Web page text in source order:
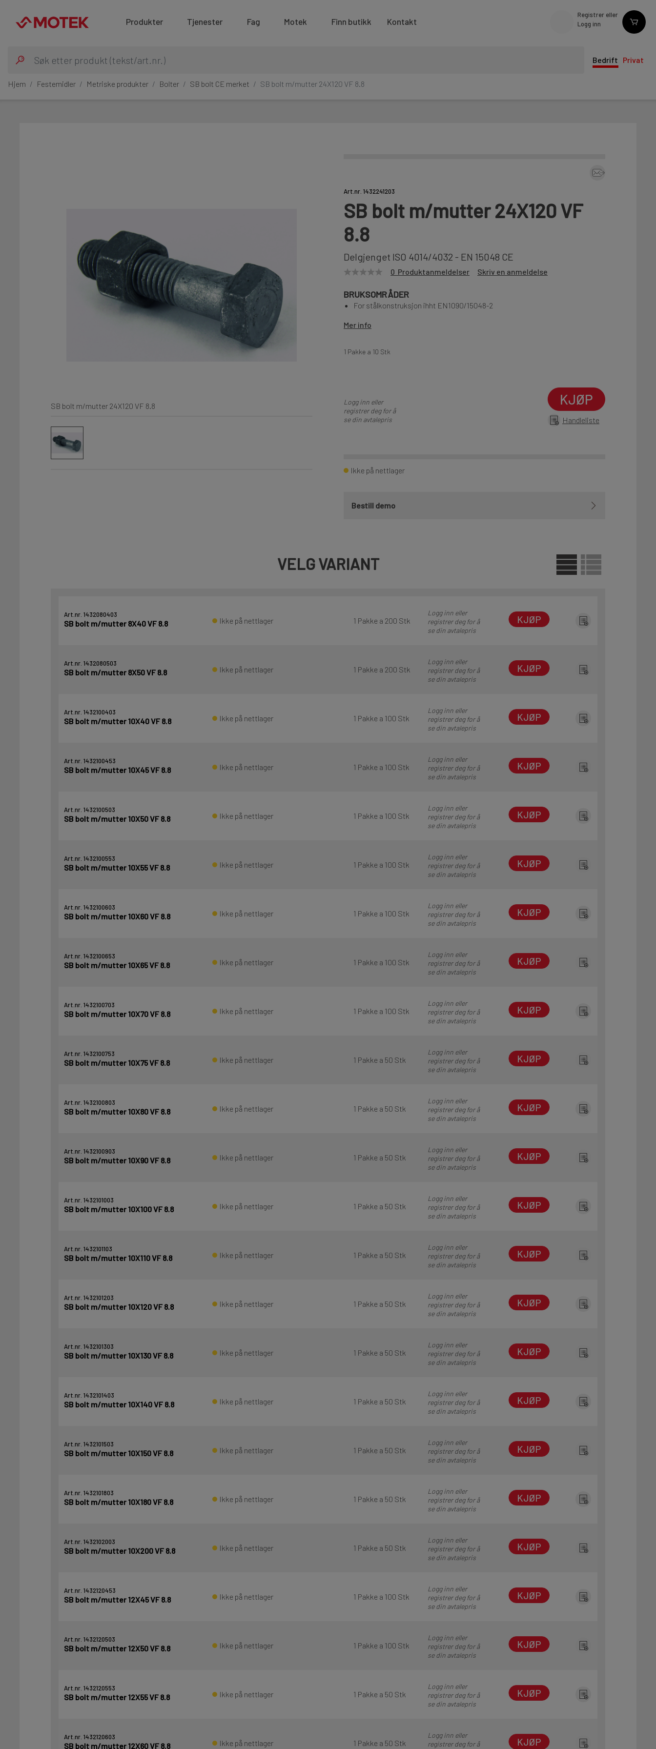
Produkter Tjenester Fag Motek Finn butikk Kontakt
Registrer eller
Logg inn
Bedrift Privat
Hjem Festemidler Metriske produkter Bolter SB bolt CE merket SB bolt m/mutter 24X120 VF 8.8
SB bolt m/mutter 24X120 VF 8.8
Art.nr. 1432241203
SB bolt m/mutter 24X120 VF
8.8
Delgjenget ISO 4014/4032 - EN 15048 CE
0 Produktanmeldelser Skriv en anmeldelse
BRUKSOMRÅDER
For stålkonstruksjon ihht EN1090/15048-2
Mer info
1 Pakke a 10 Stk
Logg inn eller
registrer deg for å
se din avtalepris
KJØP
Handleliste
Ikke på nettlager
Bestill demo
VELG VARIANT
Art.nr. 1432080403
SB bolt m/mutter 8X40 VF 8.8 Ikke på nettlager 1 Pakke a 200 Stk
Logg inn eller
registrer deg for å
se din avtalepris
KJØP
Art.nr. 1432080503
SB bolt m/mutter 8X50 VF 8.8 Ikke på nettlager 1 Pakke a 200 Stk
Logg inn eller
registrer deg for å
se din avtalepris
KJØP
Art.nr. 1432100403
SB bolt m/mutter 10X40 VF 8.8 Ikke på nettlager 1 Pakke a 100 Stk
Logg inn eller
registrer deg for å
se din avtalepris
KJØP
Art.nr. 1432100453
SB bolt m/mutter 10X45 VF 8.8 Ikke på nettlager 1 Pakke a 100 Stk
Logg inn eller
registrer deg for å
se din avtalepris
KJØP
Art.nr. 1432100503
SB bolt m/mutter 10X50 VF 8.8 Ikke på nettlager 1 Pakke a 100 Stk
Logg inn eller
registrer deg for å
se din avtalepris
KJØP
Art.nr. 1432100553
SB bolt m/mutter 10X55 VF 8.8 Ikke på nettlager 1 Pakke a 100 Stk
Logg inn eller
registrer deg for å
se din avtalepris
KJØP
Art.nr. 1432100603
SB bolt m/mutter 10X60 VF 8.8 Ikke på nettlager 1 Pakke a 100 Stk
Logg inn eller
registrer deg for å
se din avtalepris
KJØP
Art.nr. 1432100653
SB bolt m/mutter 10X65 VF 8.8 Ikke på nettlager 1 Pakke a 100 Stk
Logg inn eller
registrer deg for å
se din avtalepris
KJØP
Art.nr. 1432100703
SB bolt m/mutter 10X70 VF 8.8 Ikke på nettlager 1 Pakke a 100 Stk
Logg inn eller
registrer deg for å
se din avtalepris
KJØP
Art.nr. 1432100753
SB bolt m/mutter 10X75 VF 8.8 Ikke på nettlager 1 Pakke a 50 Stk
Logg inn eller
registrer deg for å
se din avtalepris
KJØP
Art.nr. 1432100803
SB bolt m/mutter 10X80 VF 8.8 Ikke på nettlager 1 Pakke a 50 Stk
Logg inn eller
registrer deg for å
se din avtalepris
KJØP
Art.nr. 1432100903
SB bolt m/mutter 10X90 VF 8.8 Ikke på nettlager 1 Pakke a 50 Stk
Logg inn eller
registrer deg for å
se din avtalepris
KJØP
Art.nr. 1432101003
SB bolt m/mutter 10X100 VF 8.8 Ikke på nettlager 1 Pakke a 50 Stk
Logg inn eller
registrer deg for å
se din avtalepris
KJØP
Art.nr. 1432101103
SB bolt m/mutter 10X110 VF 8.8 Ikke på nettlager 1 Pakke a 50 Stk
Logg inn eller
registrer deg for å
se din avtalepris
KJØP
Art.nr. 1432101203
SB bolt m/mutter 10X120 VF 8.8 Ikke på nettlager 1 Pakke a 50 Stk
Logg inn eller
registrer deg for å
se din avtalepris
KJØP
Art.nr. 1432101303
SB bolt m/mutter 10X130 VF 8.8 Ikke på nettlager 1 Pakke a 50 Stk
Logg inn eller
registrer deg for å
se din avtalepris
KJØP
Art.nr. 1432101403
SB bolt m/mutter 10X140 VF 8.8 Ikke på nettlager 1 Pakke a 50 Stk
Logg inn eller
registrer deg for å
se din avtalepris
KJØP
Art.nr. 1432101503
SB bolt m/mutter 10X150 VF 8.8 Ikke på nettlager 1 Pakke a 50 Stk
Logg inn eller
registrer deg for å
se din avtalepris
KJØP
Art.nr. 1432101803
SB bolt m/mutter 10X180 VF 8.8 Ikke på nettlager 1 Pakke a 50 Stk
Logg inn eller
registrer deg for å
se din avtalepris
KJØP
Art.nr. 1432102003
SB bolt m/mutter 10X200 VF 8.8 Ikke på nettlager 1 Pakke a 50 Stk
Logg inn eller
registrer deg for å
se din avtalepris
KJØP
Art.nr. 1432120453
SB bolt m/mutter 12X45 VF 8.8 Ikke på nettlager 1 Pakke a 100 Stk
Logg inn eller
registrer deg for å
se din avtalepris
KJØP
Art.nr. 1432120503
SB bolt m/mutter 12X50 VF 8.8 Ikke på nettlager 1 Pakke a 100 Stk
Logg inn eller
registrer deg for å
se din avtalepris
KJØP
Art.nr. 1432120553
SB bolt m/mutter 12X55 VF 8.8 Ikke på nettlager 1 Pakke a 50 Stk
Logg inn eller
registrer deg for å
se din avtalepris
KJØP
Art.nr. 1432120603
SB bolt m/mutter 12X60 VF 8.8 Ikke på nettlager 1 Pakke a 50 Stk
Logg inn eller
registrer deg for å
KJØP